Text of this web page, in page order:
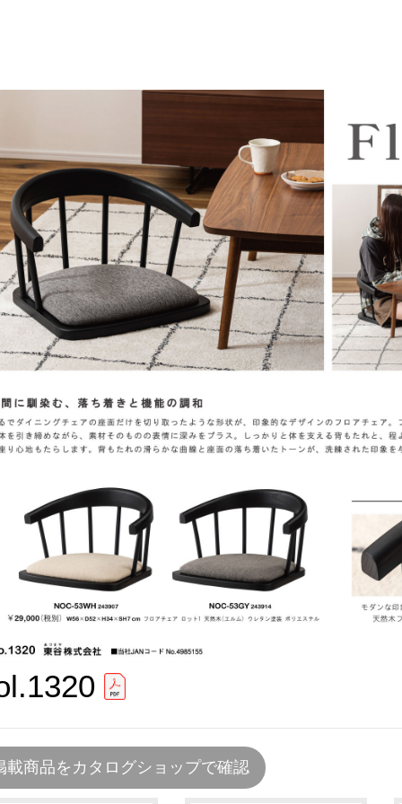
載商品をカタログショップで確認